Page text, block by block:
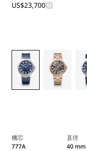
US$23,700
機芯
777A
直徑
40 mm